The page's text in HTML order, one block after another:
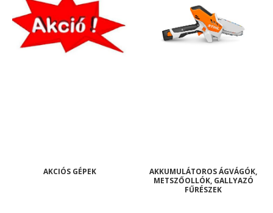
AKCIÓS GÉPEK
AKKUMULÁTOROS ÁGVÁGÓK,
METSZŐOLLÓK, GALLYAZÓ
FŰRÉSZEK